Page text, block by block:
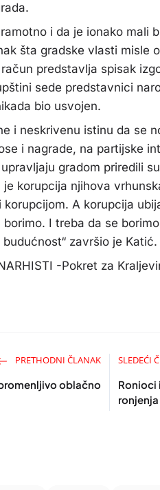
i da je ionako mali
šta gradske vlasti misle
predstavlja spisak
sede predstavnici
bio usvojen.
i neskrivenu istinu da se
i nagrade, na partijske
gradom priredili
korupcija njihova
A korupcija
I treba da se
završio je Katić.
-Pokret za
PRETHODNI ČLANAK
oblačno
SLEDEĆI
Ronioci